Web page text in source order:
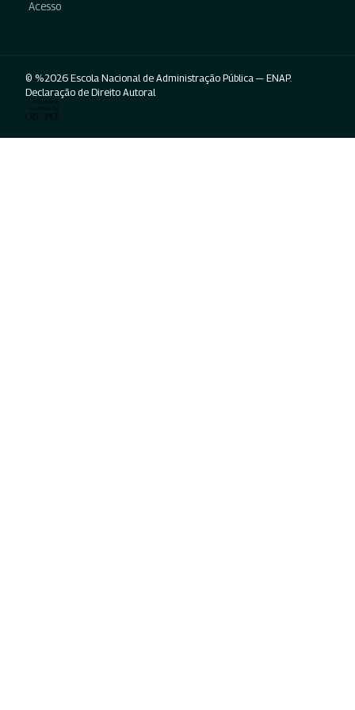
Acesso
© %2026 Escola Nacional de Administração Pública — ENAP.
Declaração de Direito Autoral